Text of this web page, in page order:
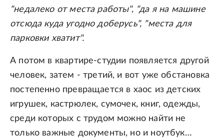
"недалеко от места работы", "да я на машине
отсюда куда угодно доберусь", "места для
парковки хватит".
А потом в квартире-студии появляется другой
человек, затем - третий, и вот уже обстановка
постепенно превращается в хаос из детских
игрушек, кастрюлек, сумочек, книг, одежды,
среди которых с трудом можно найти не
только важные документы, но и ноутбук…